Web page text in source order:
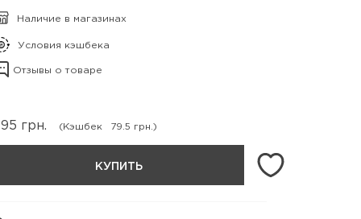
Наличие в магазинах
Условия кэшбека
Отзывы о товаре
грн. (Кэшбек 79.5 грн.)
КУПИТЬ